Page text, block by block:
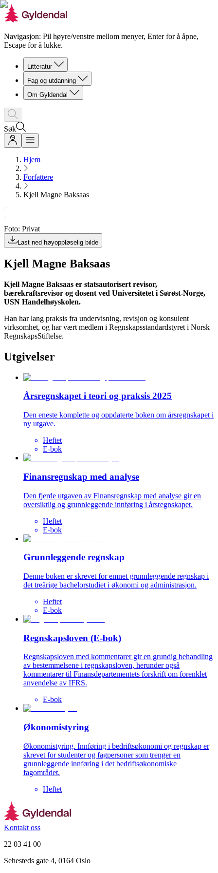
Navigasjon: Pil høyre/venstre mellom menyer, Enter for å åpne,
Escape for å lukke.
Litteratur
Fag og utdanning
Om Gyldendal
Søk
Hjem
Forfattere
Kjell Magne Baksaas
Foto: Privat
Last ned høyoppløselig bilde
Kjell Magne Baksaas
Kjell Magne Baksaas er statsautorisert revisor,
bærekraftsrevisor og dosent ved Universitetet i Sørøst-Norge,
USN Handelhøyskolen.
Han har lang praksis fra undervisning, revisjon og konsulent
virksomhet, og har vært medlem i Regnskapsstandardstyret i Norsk
RegnskapsStiftelse.
Utgivelser
Årsregnskapet i teori og praksis 2025
Den eneste komplette og oppdaterte boken om årsregnskapet i
ny utgave.
Heftet
E-bok
Finansregnskap med analyse
Den fjerde utgaven av Finansregnskap med analyse gir en
oversiktlig og grunnleggende innføring i årsregnskapet.
Heftet
E-bok
Grunnleggende regnskap
Denne boken er skrevet for emnet grunnleggende regnskap i
det treårige bachelorstudiet i økonomi og administrasjon.
Heftet
E-bok
Regnskapsloven (E-bok)
Regnskapsloven med kommentarer gir en grundig behandling
av bestemmelsene i regnskapsloven, herunder også
kommentarer til Finansdepartementets forskrift om forenklet
anvendelse av IFRS.
E-bok
Økonomistyring
Økonomistyring. Innføring i bedriftsøkonomi og regnskap er
skrevet for studenter og fagpersoner som trenger en
grunnleggende innføring i det bedriftsøkonomiske
fagområdet.
Heftet
Kontakt oss
22 03 41 00
Sehesteds gate 4, 0164 Oslo